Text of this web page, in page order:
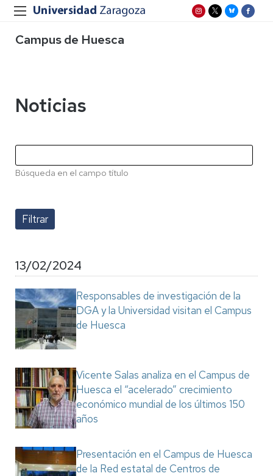
Campus de Huesca
Noticias
Búsqueda en el campo título
13/02/2024
Responsables de investigación de la
DGA y la Universidad visitan el Campus
de Huesca
Vicente Salas analiza en el Campus de
Huesca el “acelerado” crecimiento
económico mundial de los últimos 150
años
Presentación en el Campus de Huesca
de la Red estatal de Centros de